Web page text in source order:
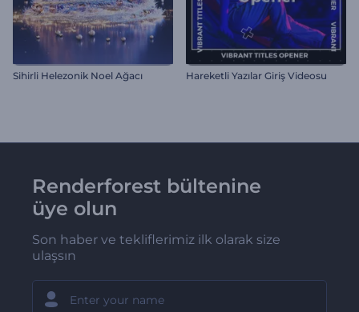
Sihirli Helezonik Noel Ağacı Hareketli Yazılar Giriş Videosu
Renderforest bültenine
üye olun
Son haber ve tekliflerimiz ilk olarak size
ulaşsın